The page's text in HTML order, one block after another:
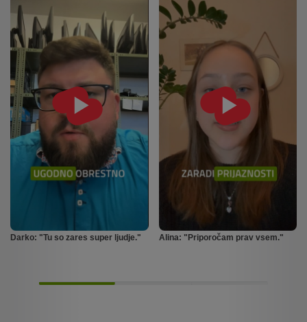
Darko: "Tu so zares super ljudje." Alina: "Priporočam prav vsem."